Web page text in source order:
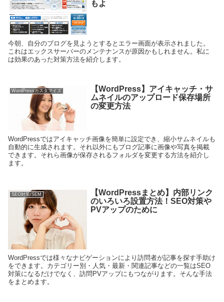
もよ
今朝、自分のブログを見ようとするとエラー画面が表示されました。
これはエックスサーバーのメンテナンスが原因かもしれません。私に
は効果のあった対策方法を紹介します。
WordPressカスタマイズ
【WordPress】アイキャッチ・サ
ムネイルのアップロード保存場所
の変更方法
WordPressではアイキャッチ画像を簡単に設定でき、縮小サムネイルも
自動的に生成されます。それ以外にもブログ記事に画像や写真を掲載
できます。それら画像が保存されるフォルダを変更する方法を紹介し
ます。
SEO対策/SEM
【WordPressまとめ】内部リンク
のいろいろ設置方法！SEO対策や
PVアップのために
WordPressでは様々なナビゲーションにより訪問者が記事を探す手助け
をできます。カテゴリー別・人気・最新・関連記事などの一覧はSEO
対策になるだけでなく、訪問PVアップにもつながります。そんな手法
をまとめます。